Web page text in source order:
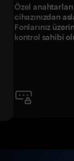
Özel
cihazınızdan
Fonlarınız
kontrol sahibi